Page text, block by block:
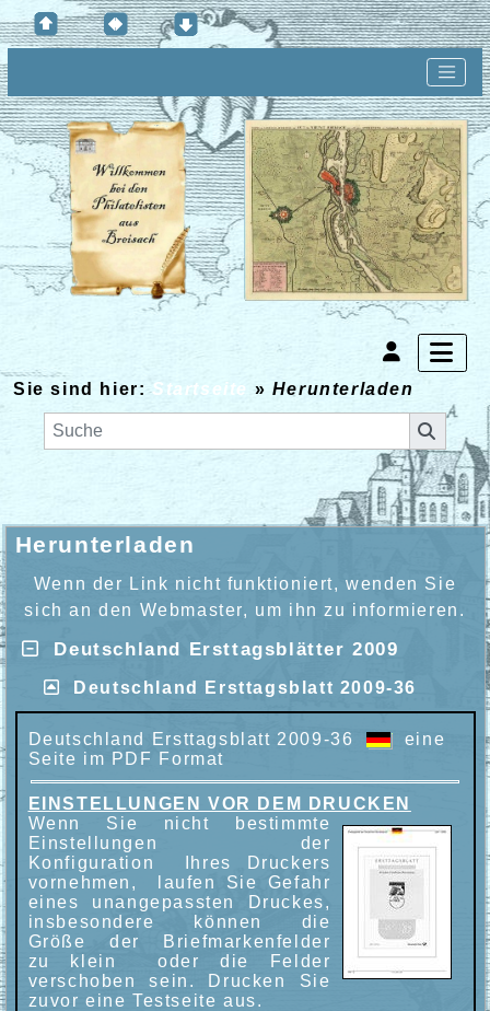
Sie sind hier: Startseite » Herunterladen
Herunterladen
Wenn der Link nicht funktioniert, wenden Sie
sich an den Webmaster, um ihn zu informieren.
Deutschland Ersttagsblätter 2009
Deutschland Ersttagsblatt 2009-36
Deutschland Ersttagsblatt 2009-36
eine
Seite im PDF Format
EINSTELLUNGEN VOR DEM DRUCKEN
Wenn Sie nicht bestimmte
Einstellungen der
Konfiguration Ihres Druckers
vornehmen, laufen Sie Gefahr
eines unangepassten Druckes,
insbesondere können die
Größe der Briefmarkenfelder
zu klein oder die Felder
verschoben sein. Drucken Sie
zuvor eine Testseite aus.